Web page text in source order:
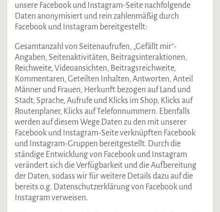
unsere Facebook und Instagram-Seite nachfolgende
Daten anonymisiert und rein zahlenmäßig durch
Facebook und Instagram bereitgestellt:
Gesamtanzahl von Seitenaufrufen, „Gefällt mir“-
Angaben, Seitenaktivitäten, Beitragsinteraktionen,
Reichweite, Videoansichten, Beitragsreichweite,
Kommentaren, Geteilten Inhalten, Antworten, Anteil
Männer und Frauen, Herkunft bezogen auf Land und
Stadt, Sprache, Aufrufe und Klicks im Shop, Klicks auf
Routenplaner, Klicks auf Telefonnummern. Ebenfalls
werden auf diesem Wege Daten zu den mit unserer
Facebook und Instagram-Seite verknüpften Facebook
und Instagram-Gruppen bereitgestellt. Durch die
ständige Entwicklung von Facebook und Instagram
verändert sich die Verfügbarkeit und die Aufbereitung
der Daten, sodass wir für weitere Details dazu auf die
bereits o.g. Datenschutzerklärung von Facebook und
Instagram verweisen.